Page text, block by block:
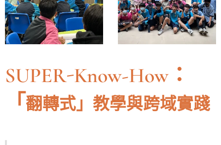
SUPER-Know-How：
「 翻轉式」教學與跨域實踐